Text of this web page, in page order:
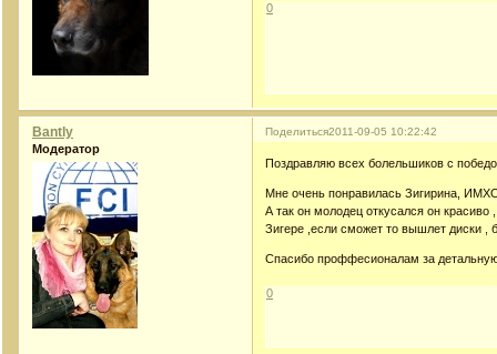
0
Поделиться2011-09-05 10:22:42
Bantly
Модератор
Поздравляю всех болельшиков с
Мне очень понравилась Зигирина,
А так он молодец откусался он
Зигере ,если сможет то вышлет диски ,
Спасибо проффесионалам за
0